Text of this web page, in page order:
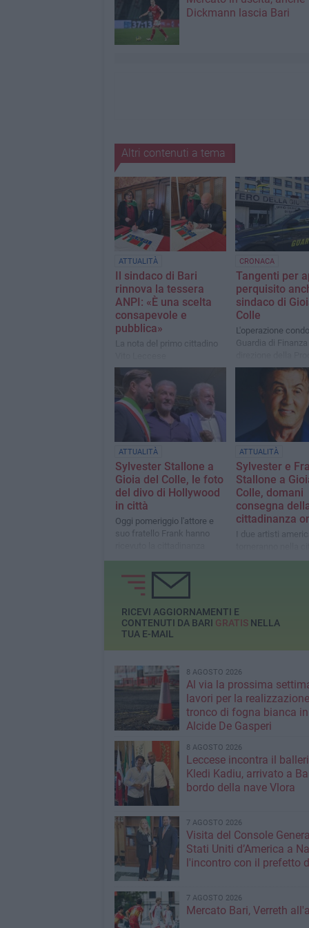
Dickmann lascia Bari
Altri contenuti a tema
ATTUALITÀ
Il sindaco di Bari
rinnova la tessera
ANPI: «È una scelta
consapevole e
pubblica»
La nota del primo cittadino
CRONACA
Tangenti per
perquisito
sindaco di
Colle
L'operazione
Guardia di
Repubblica di Bari
ATTUALITÀ
Sylvester Stallone a
Gioia del Colle, le foto
del divo di Hollywood
in città
Oggi pomeriggio l'attore e
suo fratello Frank hanno
onoraria
ATTUALITÀ
Sylvester e
Stallone a
Colle, domani
consegna
cittadinanza
I due artisti
torneranno nella
loro origini.
RICEVI AGGIORNAMENTI E
CONTENUTI DA BARI GRATISNELLA
TUA E-MAIL
8 AGOSTO 2026
Al via la prossima
lavori per la
tronco di fogna bianca
Alcide De Gasperi
8 AGOSTO 2026
Leccese incontra il
Kledi Kadiu, arrivato a
bordo della nave Vlora
7 AGOSTO 2026
Visita del Console
Stati Uniti d’America a
l'incontro con il prefetto
7 AGOSTO 2026
Mercato Bari, Verreth